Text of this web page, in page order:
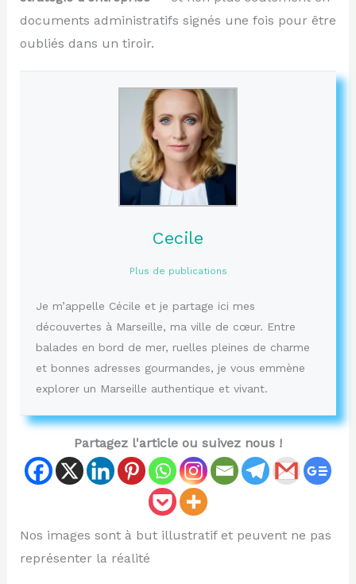
documents administratifs signés une fois pour être
oubliés dans un tiroir.
Cecile
Plus de publications
Je m’appelle Cécile et je partage ici mes
découvertes à Marseille, ma ville de cœur. Entre
balades en bord de mer, ruelles pleines de charme
et bonnes adresses gourmandes, je vous emmène
explorer un Marseille authentique et vivant.
Partagez l'article ou suivez nous !
Nos images sont à but illustratif et peuvent ne pas
représenter la réalité